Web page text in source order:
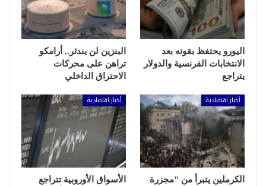
اليورو يحتفظ بقوته بعد
الانتخابات الفرنسية والدولار
يتراجع
البنزين لن يندثر.. أرامكو
تراهن على محركات
الاحتراق الداخلي
أخبار اقتصادية
الكرملين يتبرأ من "مجزرة
أخبار اقتصادية
الأسواق الأوروبية تتراجع